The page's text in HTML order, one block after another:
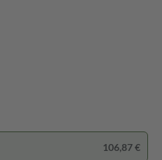
106,87 €